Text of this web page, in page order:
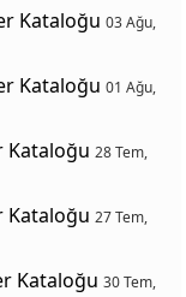
35,00 TL
2x700 g
179,00 TL
57,50 TL
33,50 TL
Kataloğu 03 Ağu,
Kataloğu 01 Ağu,
Kataloğu 28 Tem,
Kataloğu 27 Tem,
Kataloğu 30 Tem,